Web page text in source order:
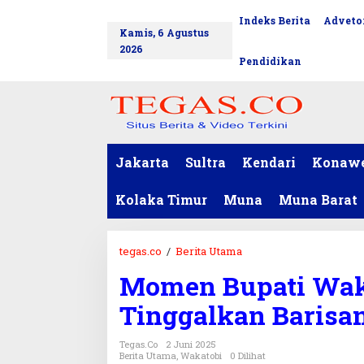
Kamis, 6 Agustus
2026
Indeks Berita
Pendidikan
Jakarta Sultra Kendari
Kolaka Timur Muna Muna Barat
tegas.co / Berita Utama
m
e
n
Momen Bupati
Tinggalkan
Tegas.co
2 Juni 2025
Berita Utama, Wakatobi 0 Dilihat